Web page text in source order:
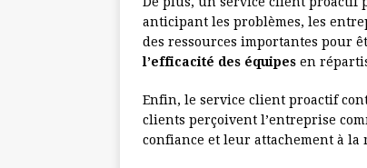
anticipant les problèmes, les
des ressources importantes pour
l’efficacité des équipes en
Enfin, le service client proactif
clients perçoivent l’entreprise
confiance et leur attachement à la